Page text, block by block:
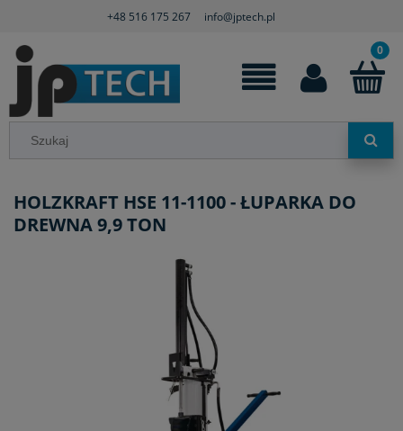
+48 516 175 267 info@jptech.pl
HOLZKRAFT HSE 11-1100 - ŁUPARKA DO
DREWNA 9,9 TON